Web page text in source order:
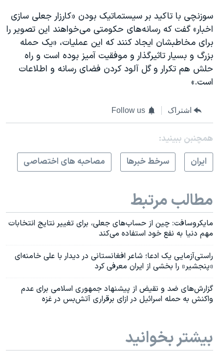
سوزنچی با تاکید بر سیستماتیک بودن «کارزار جعلی سازی
اخبار» گفت که رسانه‌های حکومتی می‌خواهند این تصویر را
برای مخاطبشان ایجاد کنند که این عملیات، «یک حمله
بزرگ و بسیار تاثیرگذار و موفقیت آمیز بوده است و راه
حلش هم تکرار و گل آلود کردن فضای رسانه و اطلاعات
است.»
اشتراک Follow us
همچنبن ببینید:
ايران
سرخط خبرها مصاحبه های اختصاصی
مطالب مرتبط
مایکروسافت: چین از حساب‌های جعلی، برای تغییر نتایج انتخابات‌
مهم دنیا به نفع خود استفاده می‌کند
راستی‌آزمایی یک‌ ادعا؛ شاعر افغانستانی در دیدار با علی خامنه‌ای
«پنجشیر» را بخشی از ایران معرفی کرد
گزارش‌‌های ضد و نقیض از پیشنهاد جمهوری اسلامی برای عدم
واکنش به حمله اسرائیل در ازای برقراری آتش‌بس در غزه
بیشتر بخوانید